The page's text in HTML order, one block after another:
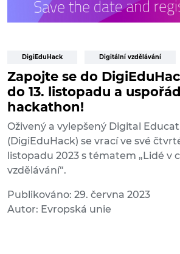
DigiEduHack Digitální vzdělávání
Zapojte se do
do 13. listopadu a
hackathon!
Oživený a vylepšený Digital
(DigiEduHack) se vrací ve své
listopadu 2023 s tématem „Lidé v
vzdělávání“.
Publikováno: 29. června 2023
Autor: Evropská unie